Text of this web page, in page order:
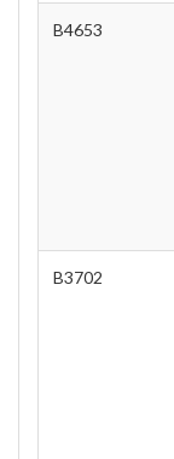
B4653
B3702